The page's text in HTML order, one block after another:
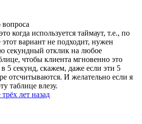
когда используется таймаут, т.е., по
вариант не подходит, нужен
секундный отклик на любое
чтобы клиента мгновенно это
в 5 секунд, скажем, даже если эти 5
отсчитываются. И желательно если я
таблице влезу.
трёх лет назад